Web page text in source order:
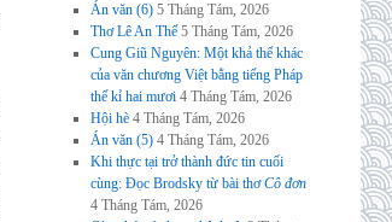
Án văn (6) 5 Tháng Tám, 2026
Thơ Lê An Thế 5 Tháng Tám, 2026
Cung Giũ Nguyên: Một khả thể khác
của văn chương Việt bằng tiếng Pháp
thế kỉ hai mươi 4 Tháng Tám, 2026
Hội hè 4 Tháng Tám, 2026
Án văn (5) 4 Tháng Tám, 2026
Khi thực tại trở thành đức tin cuối
cùng: Đọc Brodsky từ bài thơCô đơn
4 Tháng Tám, 2026